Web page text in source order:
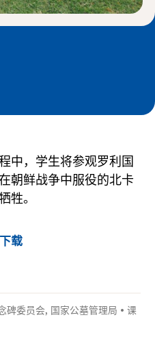
中，学生将参观罗利国
朝鲜战争中服役的北卡
牲。
下载
碑委员会, 国家公墓管理局 • 课